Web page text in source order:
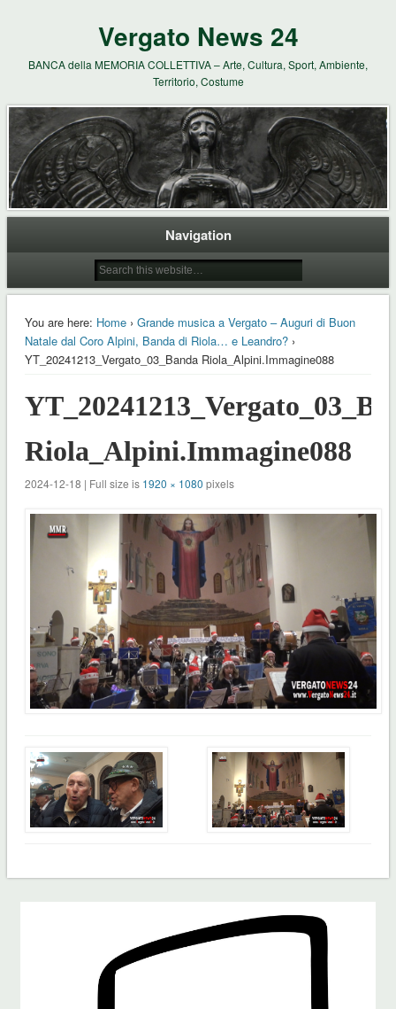
Vergato News 24
BANCA della MEMORIA COLLETTIVA – Arte, Cultura, Sport, Ambiente,
Territorio, Costume
Navigation
You are here: Home› Grande musica a Vergato – Auguri di Buon
Natale dal Coro Alpini, Banda di Riola… e Leandro?›
YT_20241213_Vergato_03_Banda Riola_Alpini.Immagine088
Riola_Alpini.Immagine088
2024-12-18 | Full size is 1920 × 1080 pixels